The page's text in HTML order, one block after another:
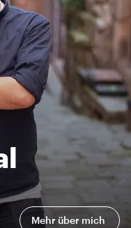
Mehr über mich